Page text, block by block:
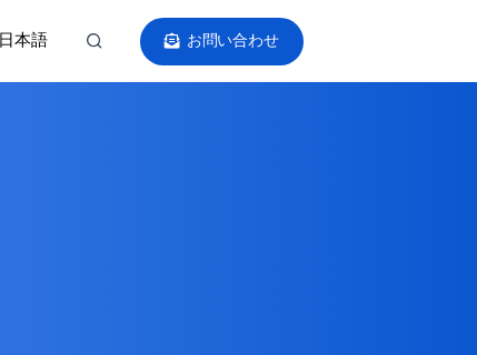
日本語 お問い合わせ